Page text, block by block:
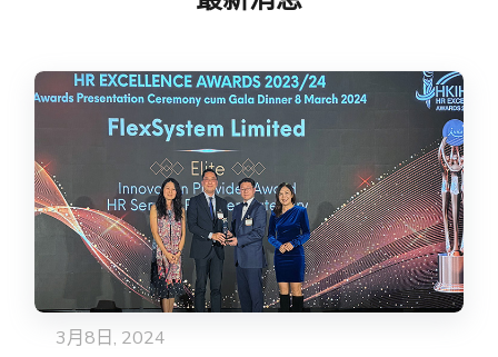
3月8日, 2024